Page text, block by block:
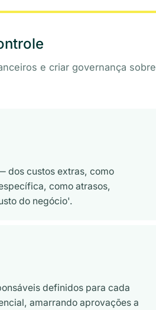
e criar governança sobre
dos custos extras, como
como atrasos,
do negócio'.
definidos para cada
amarrando aprovações a